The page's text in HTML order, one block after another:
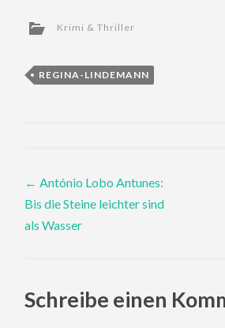
Krimi & Thriller
REGINA-LINDEMANN
Post
navigation
← António Lobo Antunes:
Bis die Steine leichter sind
als Wasser
Schreibe einen